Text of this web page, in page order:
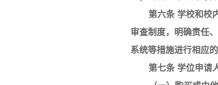
第六条 学校和校
审查制度，明确责任
系统等措施进行相应
第七条 学位申请